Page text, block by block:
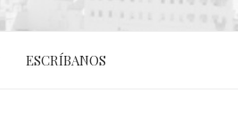
ESCRÍBANOS